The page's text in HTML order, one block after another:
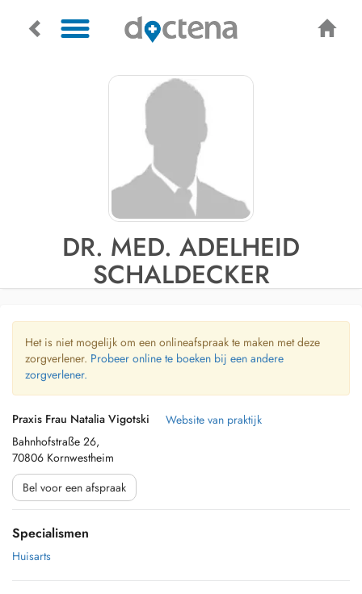
DR. MED. ADELHEID
SCHALDECKER
Het is niet mogelijk om een onlineafspraak te maken met deze
zorgverlener. Probeer online te boeken bij een andere
zorgverlener.
Praxis Frau Natalia Vigotski
Bahnhofstraße 26,
70806 Kornwestheim
Website van praktijk
Bel voor een afspraak
Specialismen
Huisarts